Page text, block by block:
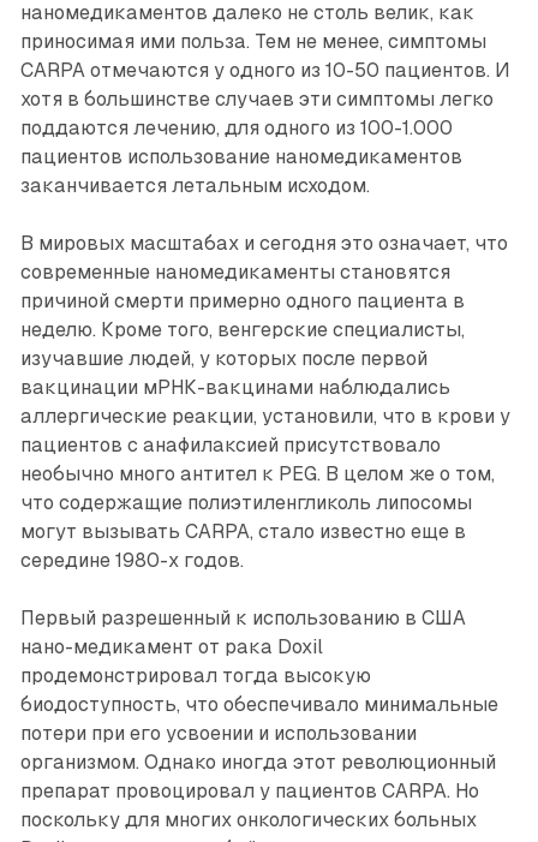
наномедикаментов далеко не столь велик, как
приносимая ими польза. Тем не менее, симптомы
CARPA отмечаются у одного из 10-50 пациентов. И
хотя в большинстве случаев эти симптомы легко
поддаются лечению, для одного из 100-1.000
пациентов использование наномедикаментов
заканчивается летальным исходом.
В мировых масштабах и сегодня это означает, что
современные наномедикаменты становятся
причиной смерти примерно одного пациента в
неделю. Кроме того, венгерские специалисты,
изучавшие людей, у которых после первой
вакцинации мРНК-вакцинами наблюдались
аллергические реакции, установили, что в крови у
пациентов с анафилаксией присутствовало
необычно много антител к PEG. В целом же о том,
что содержащие полиэтиленгликоль липосомы
могут вызывать CARPA, стало известно еще в
середине 1980-х годов.
Первый разрешенный к использованию в США
нано-медикамент от рака Doxil
продемонстрировал тогда высокую
биодоступность, что обеспечивало минимальные
потери при его усвоении и использовании
организмом. Однако иногда этот революционный
препарат провоцировал у пациентов CARPA. Но
поскольку для многих онкологических больных